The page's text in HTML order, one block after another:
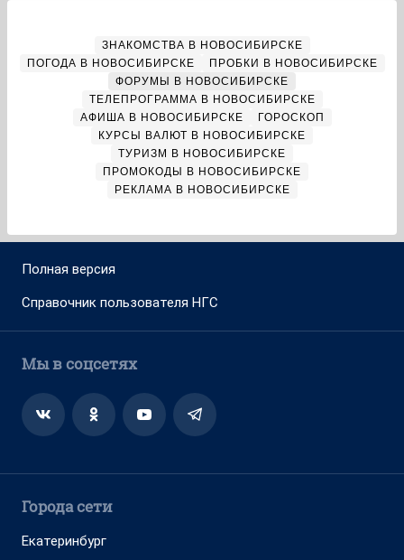
ЗНАКОМСТВА В НОВОСИБИРСКЕ
ПОГОДА В НОВОСИБИРСКЕ
ПРОБКИ В НОВОСИБИРСКЕ
ФОРУМЫ В НОВОСИБИРСКЕ
ТЕЛЕПРОГРАММА В НОВОСИБИРСКЕ
АФИША В НОВОСИБИРСКЕ
ГОРОСКОП
КУРСЫ ВАЛЮТ В НОВОСИБИРСКЕ
ТУРИЗМ В НОВОСИБИРСКЕ
ПРОМОКОДЫ В НОВОСИБИРСКЕ
РЕКЛАМА В НОВОСИБИРСКЕ
Полная версия
Справочник пользователя НГС
Мы в соцсетях
Города сети
Екатеринбург